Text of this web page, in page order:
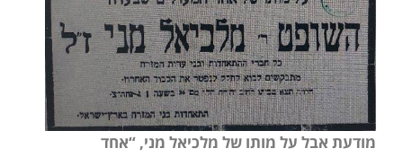
מודעת אבל על מותו של מלכיאל מני, “אחד